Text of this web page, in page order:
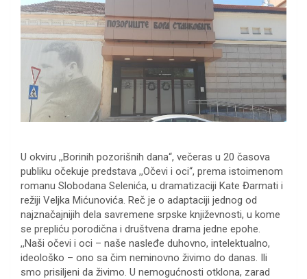
U okviru ,,Borinih pozorišnih dana“, večeras u 20 časova
publiku očekuje predstava ,,Očevi i oci“, prema istoimenom
romanu Slobodana Selenića, u dramatizaciji Kate Đarmati i
režiji Veljka Mićunovića. Reč je o adaptaciji jednog od
najznačajnijih dela savremene srpske književnosti, u kome
se prepliću porodična i društvena drama jedne epohe.
,,Naši očevi i oci – naše nasleđe duhovno, intelektualno,
ideološko – ono sa čim neminovno živimo do danas. Ili
smo prisiljeni da živimo. U nemogućnosti otklona, zarad